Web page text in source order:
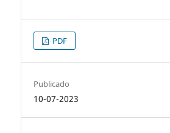
PDF
Publicado
10-07-2023